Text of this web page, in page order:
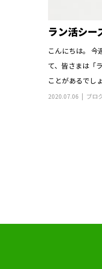
ラン活シー
こんにちは。
て、皆さまは「
ことがあるでし
2020.07.06 ブロ